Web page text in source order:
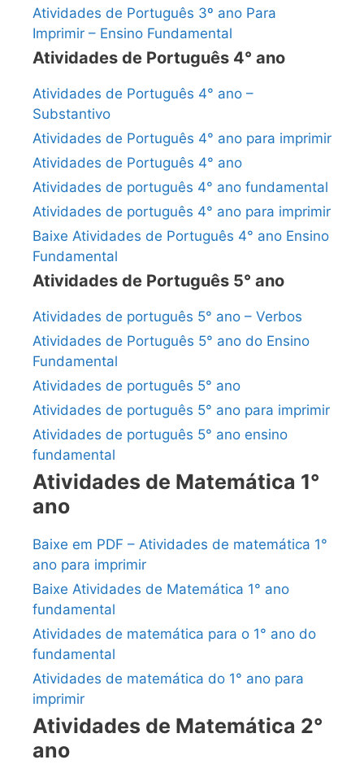
Atividades de Português 3º ano Para
Imprimir – Ensino Fundamental
Atividades de Português 4° ano
Atividades de Português 4° ano –
Substantivo
Atividades de Português 4° ano para imprimir
Atividades de Português 4° ano
Atividades de português 4° ano fundamental
Atividades de português 4° ano para imprimir
Baixe Atividades de Português 4° ano Ensino
Fundamental
Atividades de Português 5° ano
Atividades de português 5° ano – Verbos
Atividades de Português 5° ano do Ensino
Fundamental
Atividades de português 5° ano
Atividades de português 5° ano para imprimir
Atividades de português 5° ano ensino
fundamental
Atividades de Matemática 1°
ano
Baixe em PDF – Atividades de matemática 1°
ano para imprimir
Baixe Atividades de Matemática 1° ano
fundamental
Atividades de matemática para o 1° ano do
fundamental
Atividades de matemática do 1° ano para
imprimir
Atividades de Matemática 2°
ano